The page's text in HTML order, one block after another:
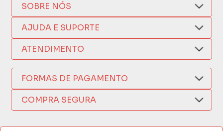
SOBRE NÓS
Quem Somos
Compra Segura
Como Comprar
Nossas Lojas
Política de Privacidade
AJUDA E SUPORTE
Nosso Aplicativo
Trocas e Devoluções
Formas de Pagamento
Fretes e Entregas
Fabricantes
Termos de Compra e Venda
ATENDIMENTO
(17) 3209-9595
sacweb@lojaslivia.com.br
FORMAS DE PAGAMENTO
COMPRA SEGURA